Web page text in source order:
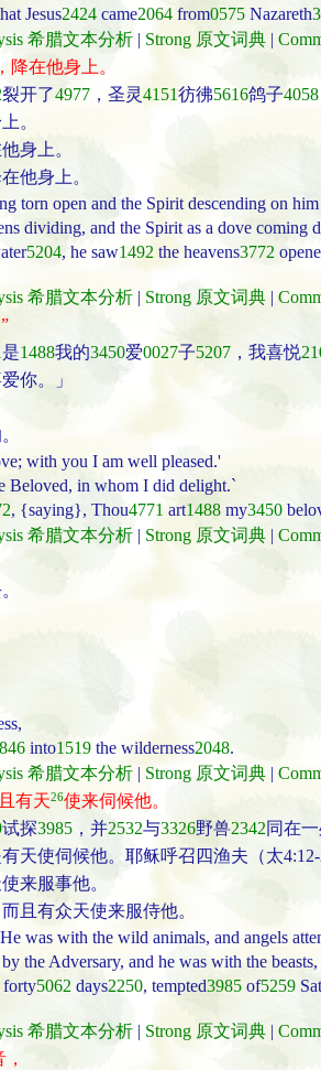
Jesus2424 came2064 from0575 Nazareth
希腊文本分析 | Strong 原文词典 |
降在他身上。
裂开了4977 ，圣灵4151彷彿5616鸽子4058
。
身上。
他身上。
torn open and the Spirit descending on
dividing, and the Spirit as a dove coming
5204, he saw1492 the heavens3772
希腊文本分析 | Strong 原文词典 |
是1488我的3450爱0027子5207 ，我喜悦
你。」
with you I am well pleased.'
Beloved, in whom I did delight.`
, {saying}, Thou4771 art1488 my3450
希腊文本分析 | Strong 原文词典 |
into1519 the wilderness2048.
希腊文本分析 | Strong 原文词典 |
有天26使来伺候他。
试探3985 ，并2532与3326野兽2342同在
使伺候他。耶稣呼召四渔夫（太4:12-
来服事他。
且有众天使来服侍他。
was with the wild animals, and angels
the Adversary, and he was with the
forty5062 days2250, tempted3985 of5259
希腊文本分析 | Strong 原文词典 |